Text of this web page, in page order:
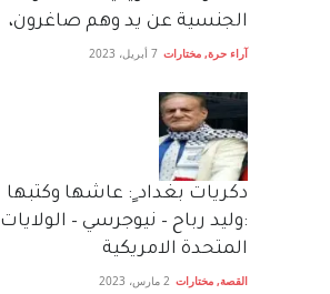
الجنسية عن يد وهم صاغرون،
آراء حرة, مختارات 7 أبريل، 2023
دكريات بغداد ٍ: عاشها وكتبها
:وليد رباح – نيوجرسي – الولايات
المتحدة الامريكية
القصة, مختارات 2 مارس، 2023